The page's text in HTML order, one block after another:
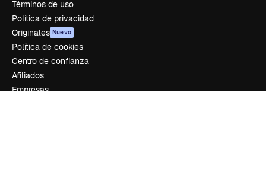
Términos de uso
Política de privacidad
Originales Nuevo
Política de cookies
Centro de confianza
Afiliados
Empresas